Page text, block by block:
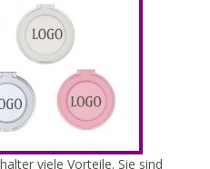
viele Vorteile. Sie sind